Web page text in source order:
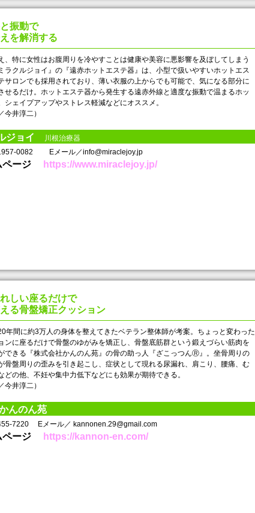
振動で
を解消する
特に女性はお腹周りを冷やすことは健康や美容に悪影響を及ぼしてしまう
ラクルジョイ』の『遠赤ホットエステ器』は、小型で扱いやすいホットエス
サロンでも採用されており、薄い衣服の上からでも可能で、気になる部分に
せるだけ。ホットエステ器から発生する遠赤外線と適度な振動で温まるホッ
シェイプアップやストレス軽減などにオススメ。
今井淳二）
ジョイ
川根治療器
1957-0082
Eメール／info@miraclejoy.jp
ページ https://www.miraclejoy.jp/
しい座るだけで
る骨盤矯正クッション
年間に約3万人の身体を整えてきたベテラン整体師が考案。ちょっと変わった
ンに座るだけで骨盤のゆがみを矯正し、骨盤底筋群という鍛えづらい筋肉を
できる『株式会社かんのん苑』の骨の助っ人『ざこっつんⓇ』。坐骨周りの
骨盤周りの歪みを引き起こし、症状として現れる尿漏れ、肩こり、腰痛、む
どの他、不妊や集中力低下などにも効果が期待できる。
今井淳二）
んのん苑
7220 Eメール／ kannonen.29@gmail.com
ページ https://kannon-en.com/